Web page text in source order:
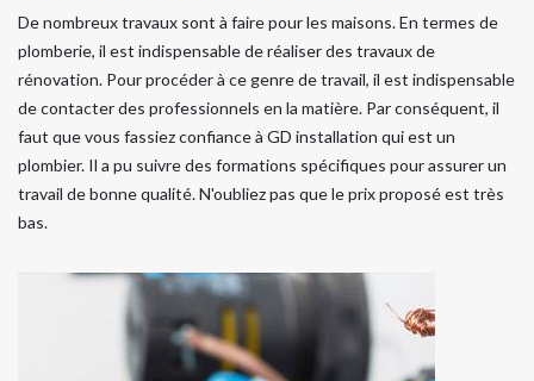
De nombreux travaux sont à faire pour les maisons. En termes de
plomberie, il est indispensable de réaliser des travaux de
rénovation. Pour procéder à ce genre de travail, il est indispensable
de contacter des professionnels en la matière. Par conséquent, il
faut que vous fassiez confiance à GD installation qui est un
plombier. Il a pu suivre des formations spécifiques pour assurer un
travail de bonne qualité. N'oubliez pas que le prix proposé est très
bas.